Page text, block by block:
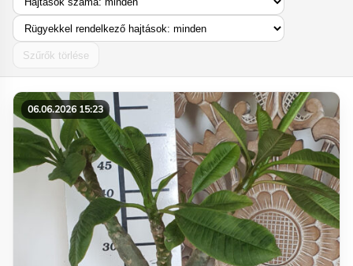
Szűrők törlése
06.06.2026 15:23